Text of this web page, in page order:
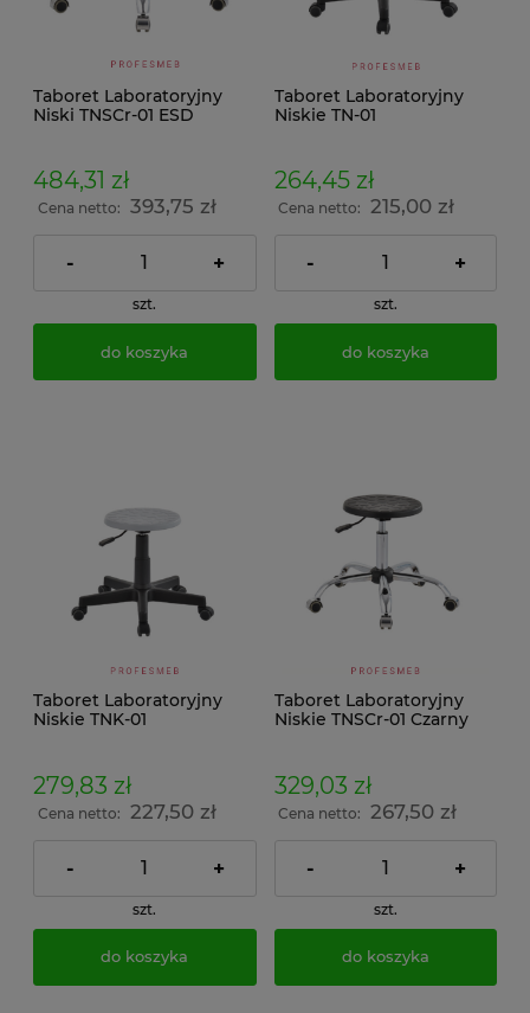
Taboret Laboratoryjny
Niski TNSCr-01 ESD
484,31 zł
Cena netto: 393,75 zł
- +
szt.
do koszyka
Taboret Laboratoryjny
Niskie TN-01
264,45 zł
Cena netto: 215,00 zł
- +
szt.
do koszyka
Taboret Laboratoryjny
Niskie TNK-01
279,83 zł
Cena netto: 227,50 zł
- +
szt.
do koszyka
Taboret Laboratoryjny
Niskie TNSCr-01 Czarny
329,03 zł
Cena netto: 267,50 zł
- +
szt.
do koszyka